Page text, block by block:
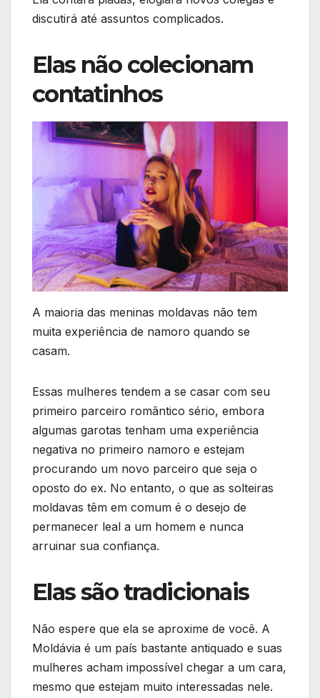
discutirá até assuntos complicados.
Elas não colecionam
contatinhos
A maioria das meninas moldavas não tem
muita experiência de namoro quando se
casam.
Essas mulheres tendem a se casar com seu
primeiro parceiro romântico sério, embora
algumas garotas tenham uma experiência
negativa no primeiro namoro e estejam
procurando um novo parceiro que seja o
oposto do ex. No entanto, o que as solteiras
moldavas têm em comum é o desejo de
permanecer leal a um homem e nunca
arruinar sua confiança.
Elas são tradicionais
Não espere que ela se aproxime de você. A
Moldávia é um país bastante antiquado e suas
mulheres acham impossível chegar a um cara,
mesmo que estejam muito interessadas nele.